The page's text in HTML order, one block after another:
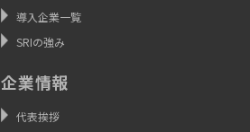
導入企業一覧
SRIの強み
企業情報
代表挨拶